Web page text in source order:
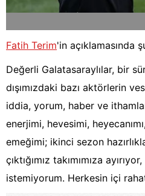
Fatih Terim'in açıklamasında
Değerli Galatasaraylılar, bir
dışımızdaki bazı aktörlerin
iddia, yorum, haber ve
enerjimi, hevesimi,
emeğimi; ikinci sezon
çıktığımız takımımıza
istemiyorum. Herkesin içi